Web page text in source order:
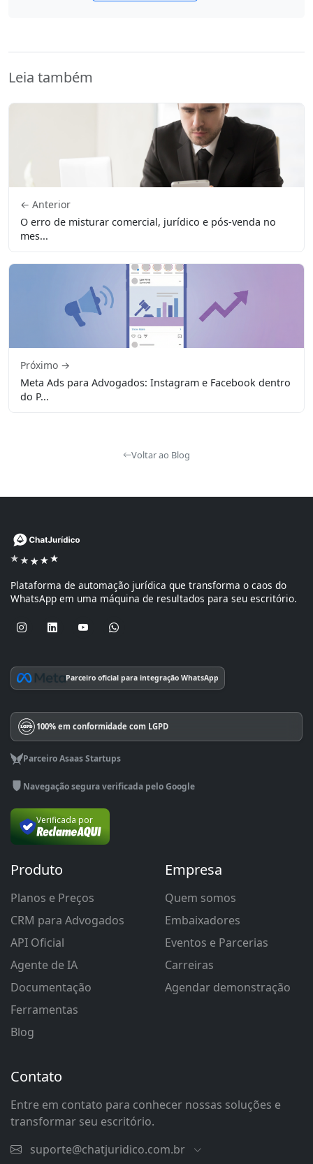
Leia também
← Anterior
O erro de misturar comercial, jurídico e pós-venda no
mes...
Próximo →
Meta Ads para Advogados: Instagram e Facebook dentro
do P...
Voltar ao Blog
Plataforma de automação jurídica que transforma o caos do
WhatsApp em uma máquina de resultados para seu escritório.
Parceiro oficial para integração WhatsApp
100% em conformidade com LGPD
Parceiro Asaas Startups
Navegação segura verificada pelo Google
Verificada por
Produto
Planos e Preços
CRM para Advogados
API Oficial
Agente de IA
Documentação
Ferramentas
Blog
Empresa
Quem somos
Embaixadores
Eventos e Parcerias
Carreiras
Agendar demonstração
Contato
Entre em contato para conhecer nossas soluções e
transformar seu escritório.
suporte@chatjuridico.com.br